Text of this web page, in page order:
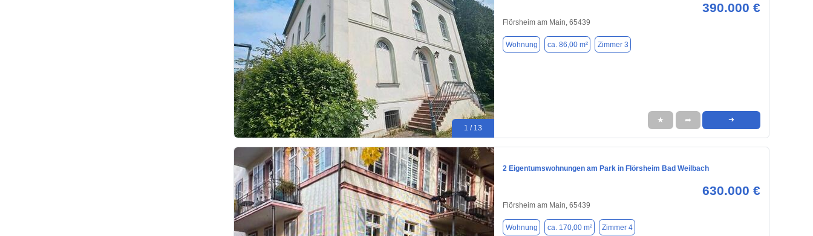
1 / 13
390.000 €
Flörsheim am Main, 65439
Wohnung ca. 86,00 m² Zimmer 3
★ ➦ ➜
2 Eigentumswohnungen am Park in Flörsheim Bad Weilbach
630.000 €
Flörsheim am Main, 65439
Wohnung ca. 170,00 m² Zimmer 4